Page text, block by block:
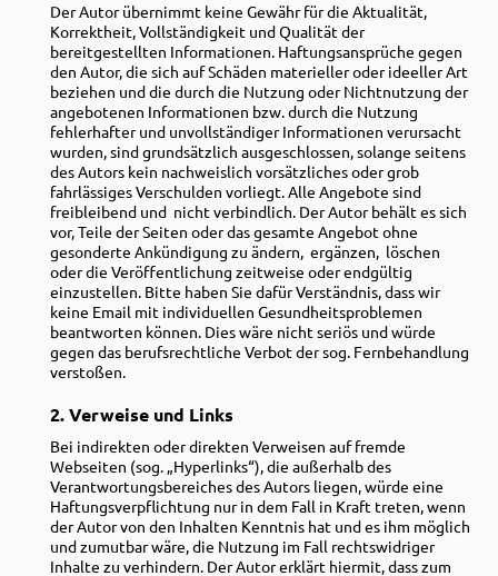
Der Autor übernimmt keine Gewähr für die Aktualität,
Korrektheit, Vollständigkeit und Qualität der
bereitgestellten Informationen. Haftungsansprüche gegen
den Autor, die sich auf Schäden materieller oder ideeller Art
beziehen und die durch die Nutzung oder Nichtnutzung der
angebotenen Informationen bzw. durch die Nutzung
fehlerhafter und unvollständiger Informationen verursacht
wurden, sind grundsätzlich ausgeschlossen, solange seitens
des Autors kein nachweislich vorsätzliches oder grob
fahrlässiges Verschulden vorliegt. Alle Angebote sind
freibleibend und nicht verbindlich. Der Autor behält es sich
vor, Teile der Seiten oder das gesamte Angebot ohne
gesonderte Ankündigung zu ändern, ergänzen, löschen
oder die Veröffentlichung zeitweise oder endgültig
einzustellen. Bitte haben Sie dafür Verständnis, dass wir
keine Email mit individuellen Gesundheitsproblemen
beantworten können. Dies wäre nicht seriös und würde
gegen das berufsrechtliche Verbot der sog. Fernbehandlung
verstoßen.
2. Verweise und Links
Bei indirekten oderdirekten Verweisen auf fremde
Webseiten (sog. „Hyperlinks“), die außerhalb des
Verantwortungsbereiches des Autors liegen, würde eine
Haftungsverpflichtung nur in dem Fall in Kraft treten, wenn
der Autor von den Inhalten Kenntnis hat und es ihm möglich
und zumutbar wäre, die Nutzung im Fall rechtswidriger
Inhalte zu verhindern. Der Autor erklärt hiermit, dass zum